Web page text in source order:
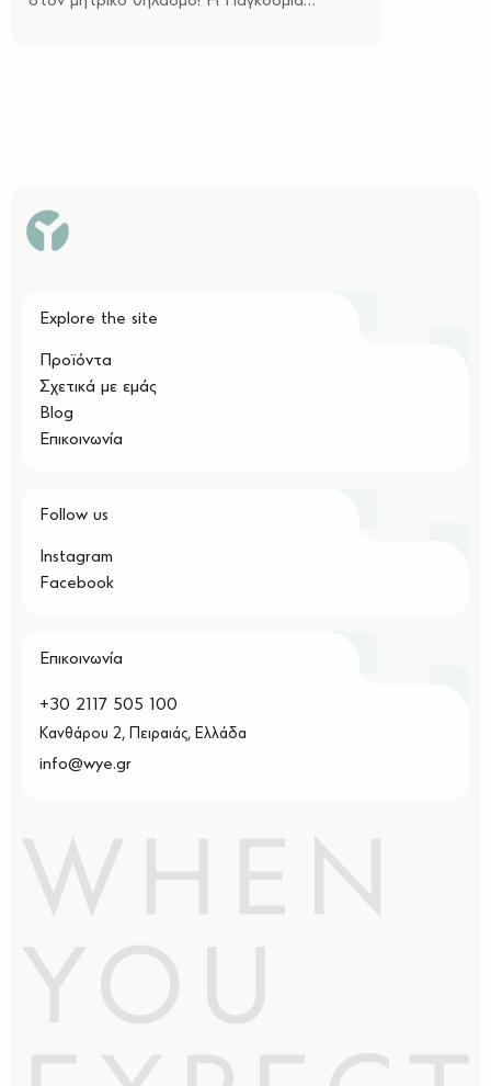
Explore the site
Προϊόντα
Σχετικά με εμάς
Blog
Επικοινωνία
Follow us
Instagram
Facebook
Επικοινωνία
+30 2117 505 100
Κανθάρου 2, Πειραιάς, Ελλάδα
info@wye.gr